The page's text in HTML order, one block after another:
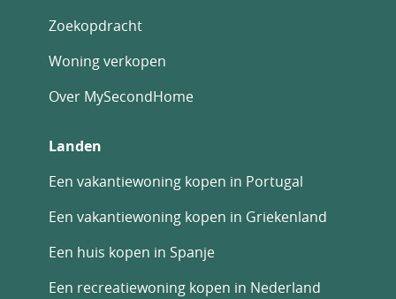
Zoekopdracht
Woning verkopen
Over MySecondHome
Landen
Een vakantiewoning kopen in Portugal
Een vakantiewoning kopen in Griekenland
Een huis kopen in Spanje
Een recreatiewoning kopen in Nederland